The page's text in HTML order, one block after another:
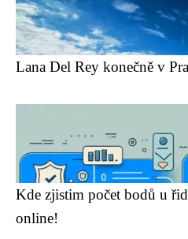
Lana Del Rey konečně v
Kde zjistim počet bodů u
online!